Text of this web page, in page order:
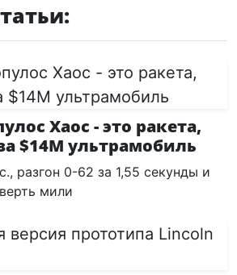
Хаос - это ракета,
$14M ультрамобиль
разгон 0-62 за 1,55 секунды и
мили